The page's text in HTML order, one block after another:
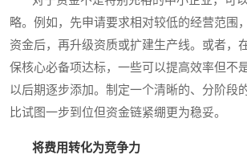
略。例如，先申请要求相对较低的经营范围
资金后，再升级资质或扩建生产线。或者，
保核心必备项达标，一些可以提高效率但不
以后期逐步添加。制定一个清晰的、分阶段
比试图一步到位但资金链紧绷更为稳妥。
将费用转化为竞争力